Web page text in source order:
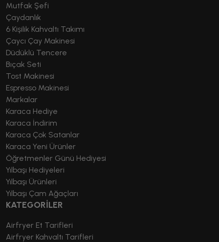
Mutfak Şefi
Çaydanlık
6 Kişilik Kahvaltı Takımı
Çaycı Çay Makinesi
Düdüklü Tencere
Bıçak Seti
Tost Makinesi
Espresso Makinesi
Markalar
Karaca Hediye
Karaca İndirim
Karaca Çok Satanlar
Karaca Yeni Ürünler
Öğretmenler Günü Hediyesi
Yılbaşı Hediyeleri
Yılbaşı Ürünleri
Yılbaşı Çam Ağaçları
KATEGORİLER
Airfryer Et Tarifleri
Airfryer Kahvaltı Tarifleri